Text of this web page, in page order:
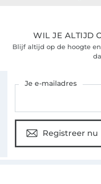
WIL JE ALTIJD
Blijf altijd op de hoogte
Je e-mailadres
Registreer nu